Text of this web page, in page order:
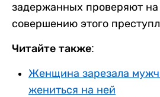
задержанных проверяют на
совершению этого
Читайте также:
Женщина зарезала
жениться на ней